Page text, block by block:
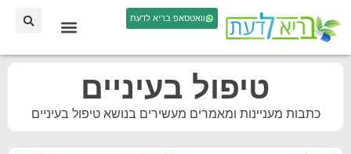
וואטסאפ בריא לדעת
טיפול בעיניים
כתבות מעניינות ומאמרים מעשירים בנושא טיפול בעיניים